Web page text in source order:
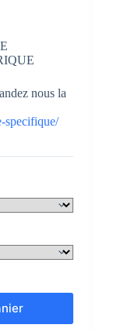
nous la
specifique/